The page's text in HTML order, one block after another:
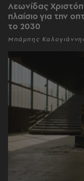
Λεωνίδας
πλαίσιο για την
το 2030
Μπάμπης